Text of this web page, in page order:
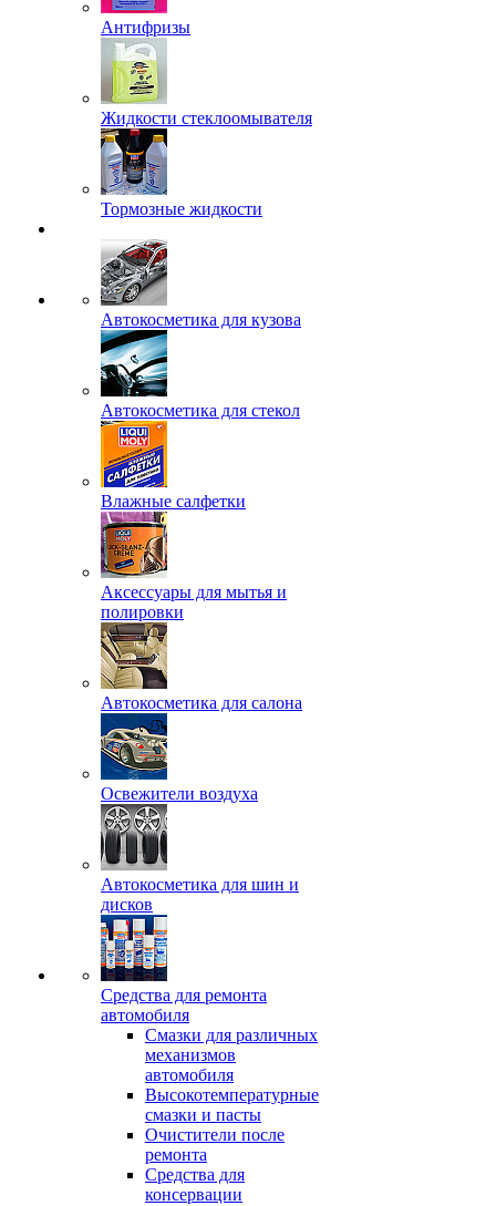
Антифризы
Жидкости стеклоомывателя
Тормозные жидкости
Автокосметика для кузова
Автокосметика для стекол
Влажные салфетки
Аксессуары для мытья и
полировки
Автокосметика для салона
Освежители воздуха
Автокосметика для шин и
дисков
Средства для ремонта
автомобиля
Смазки для различных
механизмов
автомобиля
Высокотемпературные
смазки и пасты
Очистители после
ремонта
Средства для
консервации